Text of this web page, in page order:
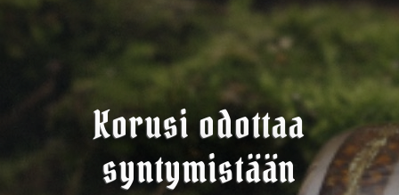
Korusi odottaa
syntymistään